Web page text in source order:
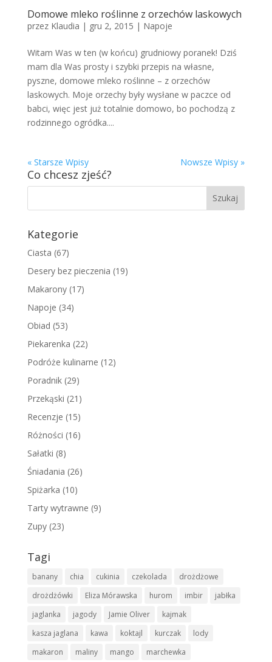
Domowe mleko roślinne z orzechów laskowych
przez Klaudia | gru 2, 2015 | Napoje
Witam Was w ten (w końcu) grudniowy poranek! Dziś
mam dla Was prosty i szybki przepis na własne,
pyszne, domowe mleko roślinne – z orzechów
laskowych. Moje orzechy były wysłane w paczce od
babci, więc jest już totalnie domowo, bo pochodzą z
rodzinnego ogródka....
« Starsze Wpisy Nowsze Wpisy »
Co chcesz zjeść?
Kategorie
Ciasta (67)
Desery bez pieczenia (19)
Makarony(17)
Napoje (34)
Obiad (53)
Piekarenka (22)
Podróże kulinarne (12)
Poradnik(29)
Przekąski (21)
Recenzje (15)
Różności (16)
Sałatki (8)
Śniadania (26)
Spiżarka (10)
Tarty wytrawne (9)
Zupy(23)
Tagi
banany chia cukinia czekolada
drożdżowe
drożdżówki
Eliza Mórawska hurom imbir
jabłka
jaglanka
jagody Jamie Oliver
kajmak
kasza jaglana
kawa koktajl kurczak
lody
makaron
maliny mango marchewka